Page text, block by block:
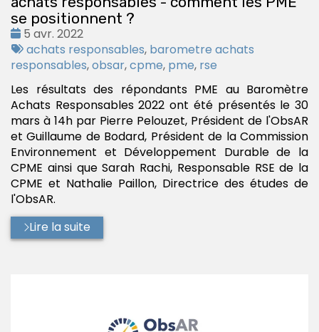
se positionnent ?
Date
:
5 avr. 2022
Tags
:
achats responsables, barometre achats
responsables,obsar,cpme, pme, rse
Les résultats des répondants PME au Baromètre
Achats Responsables 2022 ont été présentés le 30
mars à 14h par Pierre Pelouzet, Président de l'ObsAR
et Guillaume de Bodard, Président de la Commission
Environnement et Développement Durable de la
CPME ainsi que Sarah Rachi, Responsable RSE de la
CPME et Nathalie Paillon, Directrice des études de
l'ObsAR.
Lire la suite